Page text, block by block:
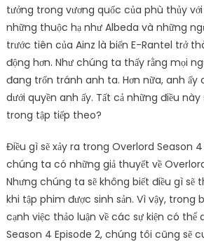
tưởng trong vương quốc của phù thủy
những thuộc hạ như Albeda và những
trước tiên của Ainz là biến E-Rantel trở
động hơn. Như chúng ta thấy rằng mọi
đang trốn tránh anh ta. Hơn nữa, anh ấy
dưới quyền anh ấy. Tất cả những điều
trong tập tiếp theo?
Điều gì sẽ xảy ra trong Overlord Season
chúng ta có những giả thuyết về
Nhưng chúng ta sẽ không biết điều gì sẽ
khi tập phim được sinh sản. Vì vậy, trong
cạnh việc thảo luận về các sự kiện có thể
Season 4 Episode 2, chúng tôi cũng sẽ